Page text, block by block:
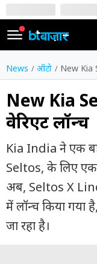
SIGN
IN
Dark
Mode
होम
शेयर
बाज़ार
वीडियो
ट्रेंडिंग
News ऑटो New Kia
New Kia
वेरिएंट लॉन्च
Kia India ने एक
Seltos, के लिए एक
अब, Seltos X
में लॉन्च किया गया
जा रहा है।